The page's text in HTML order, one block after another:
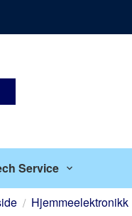
Service
Hjemmeelektronikk